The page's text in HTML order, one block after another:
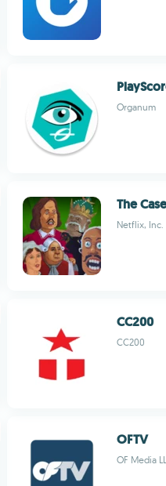
Organum
The
Netflix, Inc.
CC200
CC200
OFTV
OF Media